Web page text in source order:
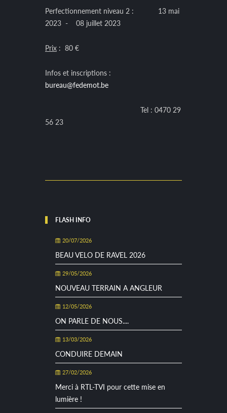
Perfectionnement niveau 2 : 13 mai
2023 - 08 juillet 2023
Prix : 80 €
Infos et inscriptions :
bureau@fedemot.be
Tel : 0470 29
56 23
FLASH INFO
20/07/2026
BEAU VELO DE RAVEL 2026
29/05/2026
NOUVEAU TERRAIN A ANGLEUR
12/05/2026
ON PARLE DE NOUS....
13/03/2026
CONDUIRE DEMAIN
27/02/2026
Merci à RTL-TVI pour cette mise en
lumière !